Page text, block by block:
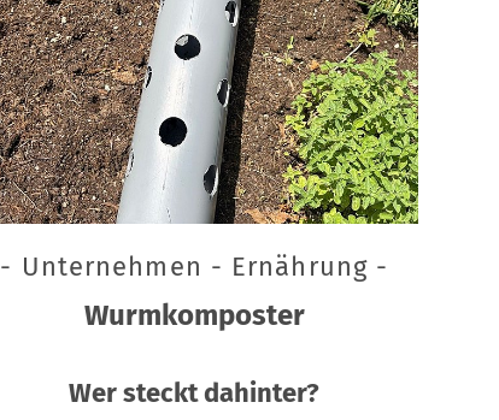
- Unternehmen - Ernährung -
Wurmkomposter
Wer steckt dahinter?